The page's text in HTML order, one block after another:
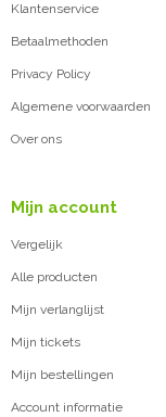
Klantenservice
Betaalmethoden
Privacy Policy
Algemene voorwaarden
Over ons
Mijn account
Vergelijk
Alle producten
Mijn verlanglijst
Mijn tickets
Mijn bestellingen
Account informatie